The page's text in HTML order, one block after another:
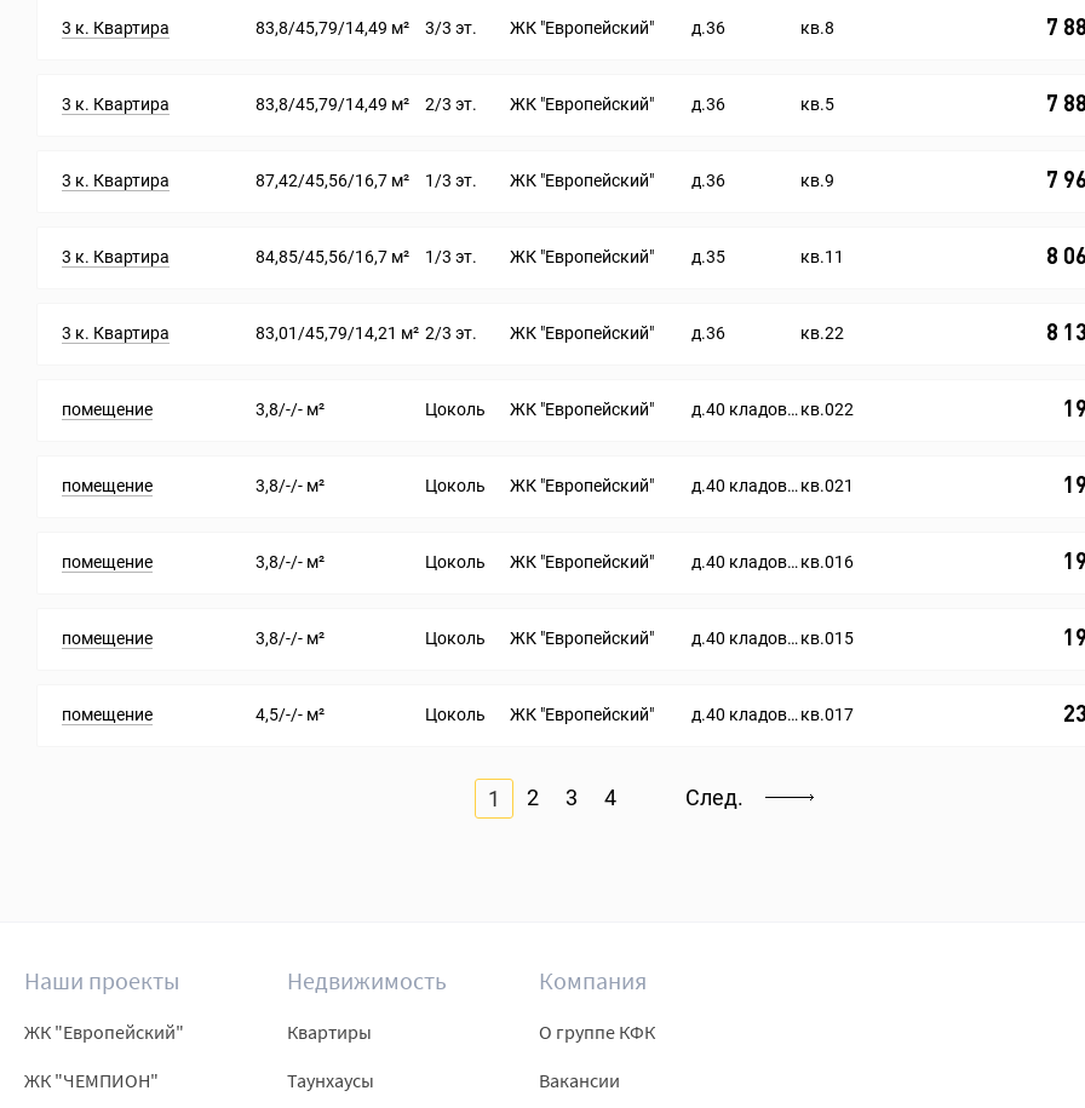
3 к. Квартира 83,8/45,79/14,49 м² 3/3 эт. ЖК "Европейский" д.36 кв.8 7
3 к. Квартира 83,8/45,79/14,49 м² 2/3 эт. ЖК "Европейский" д.36 кв.5 7
3 к. Квартира 87,42/45,56/16,7 м² 1/3 эт. ЖК "Европейский" д.36 кв.9 7
3 к. Квартира 84,85/45,56/16,7 м² 1/3 эт. ЖК "Европейский" д.35 кв.11 8
3 к. Квартира 83,01/45,79/14,21 м² 2/3 эт. ЖК "Европейский" д.36 кв.22 8
помещение 3,8/-/- м² Цоколь ЖК "Европейский" д.40 кладовые помещения кв.022
помещение 3,8/-/- м² Цоколь ЖК "Европейский" д.40 кладовые помещения кв.021
помещение 3,8/-/- м² Цоколь ЖК "Европейский" д.40 кладовые помещения кв.016
помещение 3,8/-/- м² Цоколь ЖК "Европейский" д.40 кладовые помещения кв.015
помещение 4,5/-/- м² Цоколь ЖК "Европейский" д.40 кладовые помещения кв.017
1 2 3 4 След.
Наши проекты
ЖК "Европейский"
ЖК "ЧЕМПИОН"
Недвижимость
Квартиры
Таунхаусы
Компания
О группе КФК
Вакансии